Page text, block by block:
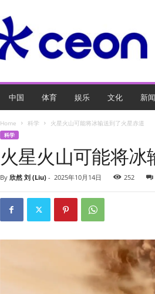
中国 体育 娱乐 文化 新闻
Home 科学 火星火山可能将冰输送到了火星赤道
科学
火星火山可能将
By 欣然 刘 (Liu)- 2025年10月14日 252